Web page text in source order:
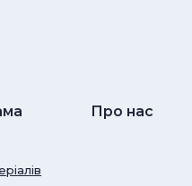
Про нас